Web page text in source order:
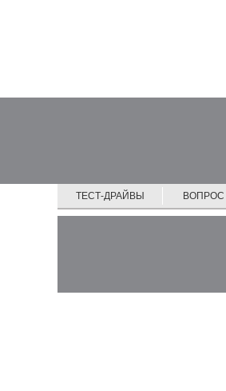
ТЕСТ-ДРАЙВЫ ВОПРОС